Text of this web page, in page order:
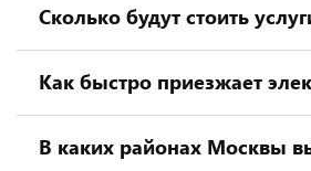
Сколько будут стоить
Как быстро приезжает
В каких районах Москвы